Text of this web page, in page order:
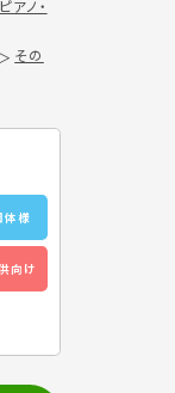
ピアノ・
その
体様
向け